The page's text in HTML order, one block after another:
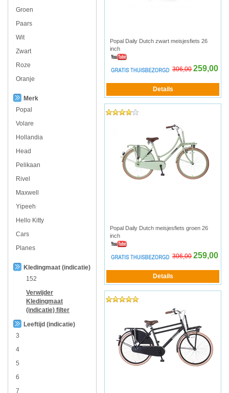
Groen
Paars
Wit
Zwart
Roze
Oranje
Merk
Popal
Volare
Hollandia
Head
Pelikaan
Rivel
Maxwell
Yipeeh
Hello Kitty
Cars
Planes
Kledingmaat (indicatie)
152
Verwijder
Kledingmaat
(indicatie) filter
Leeftijd (indicatie)
3
4
5
6
7
Popal Daily Dutch zwart meisjesfiets 26
inch
306,00 259,00
Popal Daily Dutch meisjesfiets groen 26
inch
306,00 259,00